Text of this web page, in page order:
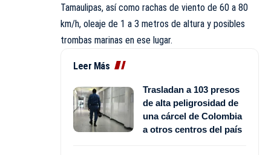
Tamaulipas, así como rachas de viento de 60 a 80
km/h, oleaje de 1 a 3 metros de altura y posibles
trombas marinas en ese lugar.
Leer Más
Trasladan a 103 presos
de alta peligrosidad de
una cárcel de Colombia
a otros centros del país